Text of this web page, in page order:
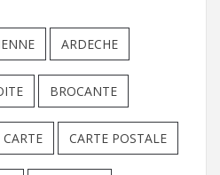
ARDECHE
BROCANTE
CARTE CARTE POSTALE